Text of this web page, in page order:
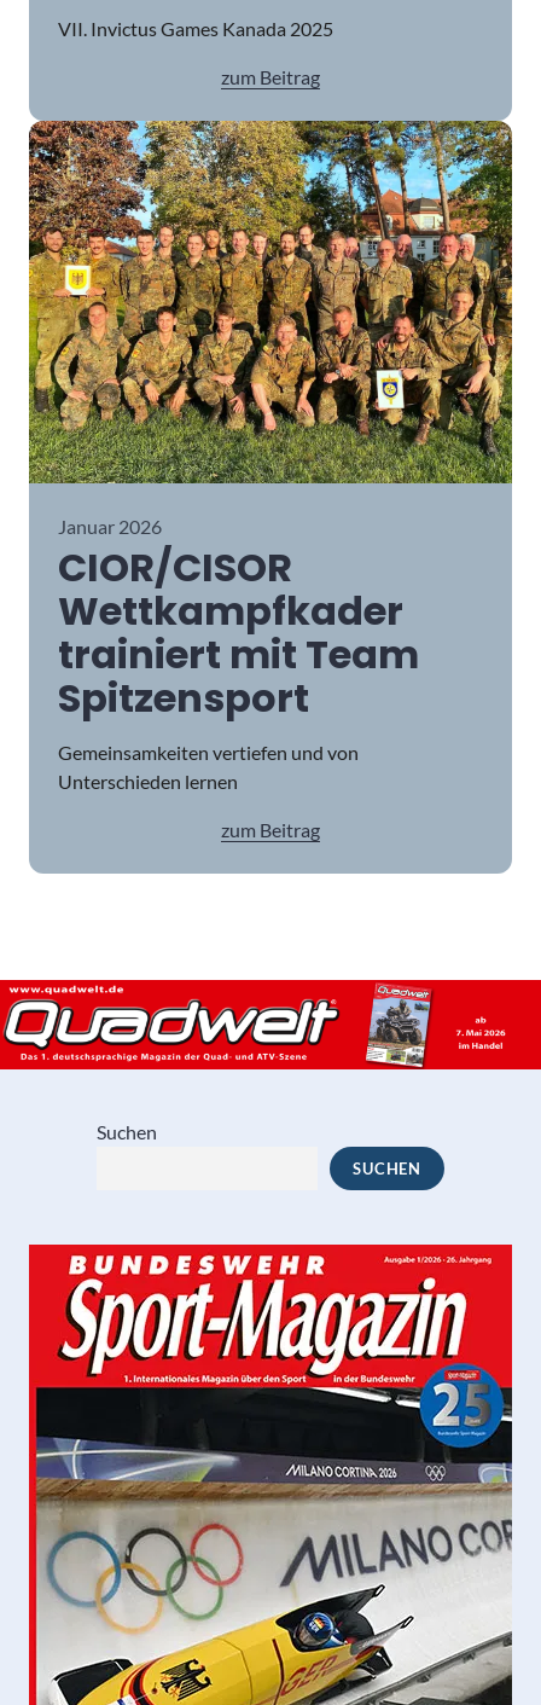
VII. Invictus Games Kanada 2025
zum Beitrag
Januar 2026
CIOR/CISOR
Wettkampfkader
trainiert mit Team
Spitzensport
Gemeinsamkeiten vertiefen und von
Unterschieden lernen
zum Beitrag
Suchen
SUCHEN